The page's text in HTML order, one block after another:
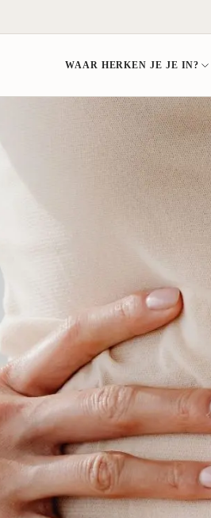
WAAR HERKEN JE JE IN?
HORMONALE DISBALANS
Cortisol te hoog
Insulineresistentie
Schildklierdisbalans
KENNIS EN
Podcast
Blog
Gratis downloads
Workshops en
Hormooncheck